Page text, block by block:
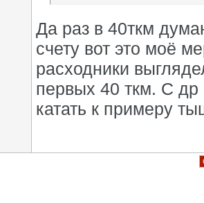
Да раз в 40ткм
счету вот это моё
расходники
первых 40 ткм. С
катать к примеру